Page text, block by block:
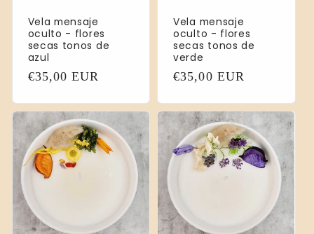
Vela mensaje
oculto - flores
secas tonos de
azul
Precio
€35,00 EUR
Vela mensaje
oculto - flores
secas tonos de
verde
Precio
€35,00 EUR